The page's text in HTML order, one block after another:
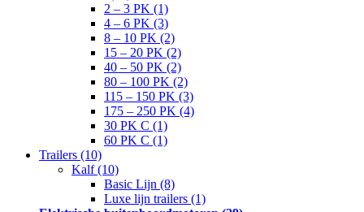
2 – 3 PK (1)
4 – 6 PK (3)
8 – 10 PK (2)
15 – 20 PK (2)
40 – 50 PK (2)
80 – 100 PK (2)
115 – 150 PK (3)
175 – 250 PK (4)
30 PK C (1)
60 PK C (1)
Trailers (10)
Kalf (10)
Basic Lijn (8)
Luxe lijn trailers (1)